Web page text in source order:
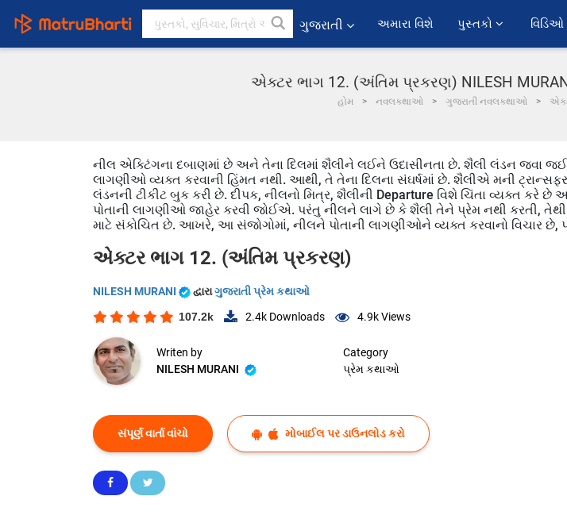
ગુજરાતી અમારા વિશે પુસ્તકો વિડિઓ
એક્ટર ભાગ 12. (અંતિમ પ્રકરણ) NILESH
હોમ નવલકથાઓ ગુજરાતી નવલકથાઓ
નીલ એક્ટિંગના દબાણમાં છે અને તેના દિલમાં શૈલીને લઈને ઉદાસીનતા છે. શૈલી લંડન જવા
લાગણીઓ વ્યક્ત કરવાની હિંમત નથી. આથી, તે તેના દિલના સંઘર્ષમાં છે. શૈલીએ મની
લંડનની ટીકીટ બુક કરી છે. દીપક, નીલનો મિત્ર, શૈલીની Departure વિશે ચિંતા વ્યક્ત કરે
પોતાની લાગણીઓ જાહેર કરવી જોઈએ. પરંતુ નીલને લાગે છે કે શૈલી તેને પ્રેમ નથી કરતી,
માટે સંકોચિત છે. આખરે, આ સંજોગોમાં, નીલને પોતાની લાગણીઓને વ્યક્ત કરવાનો વિચાર
એક્ટર ભાગ 12. (અંતિમ પ્રકરણ)
NILESH MURANI દ્વારાગુજરાતી પ્રેમ કથાઓ
107.2k 2.4k Downloads 4.9kViews
Writen by
NILESH MURANI
Category
પ્રેમ કથાઓ
સંપૂર્ણ વાર્તા વાંચો મોબાઈલ પર ડાઉનલોડ કરો